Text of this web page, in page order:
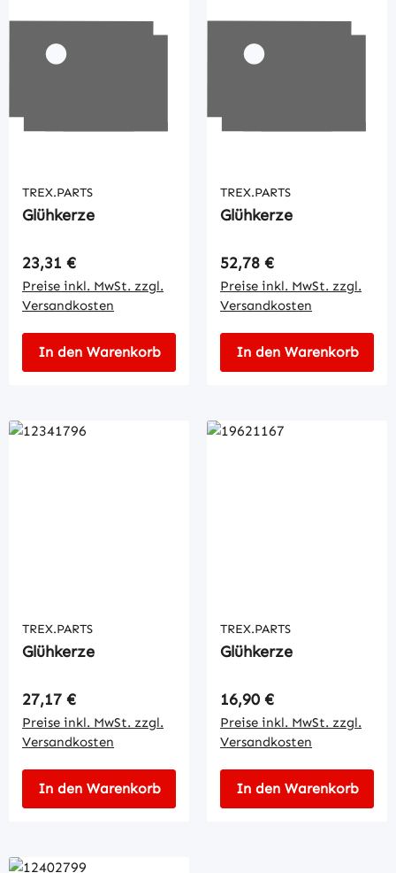
TREX.PARTS
Glühkerze
Regulärer Preis:
23,31 €
Preise inkl. MwSt. zzgl.
Versandkosten
In den Warenkorb
TREX.PARTS
Glühkerze
Regulärer Preis:
52,78 €
Preise inkl. MwSt. zzgl.
Versandkosten
In den Warenkorb
TREX.PARTS
Glühkerze
Regulärer Preis:
27,17 €
Preise inkl. MwSt. zzgl.
Versandkosten
In den Warenkorb
TREX.PARTS
Glühkerze
Regulärer Preis:
16,90 €
Preise inkl. MwSt. zzgl.
Versandkosten
In den Warenkorb